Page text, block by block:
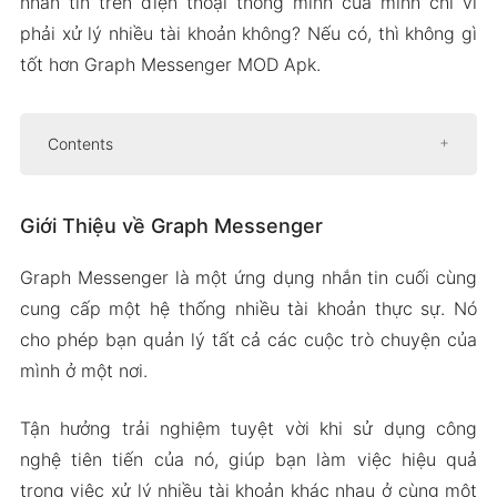
phải xử lý nhiều tài khoản không? Nếu có, thì không gì
tốt hơn Graph Messenger MOD Apk.
Contents
Hệ thống nhiều tài khoản thực
Nhập proxy từ tệp và khay nhớ tạm
Thông báo liên hệ đặc biệt
Phiên Bản APK Mod của Graph Messenger
Tải Xuống Graph Messenger Apk & MOD cho
Android 2024
Giới Thiệu về Graph Messenger
Graph Messenger là một ứng dụng nhắn tin cuối cùng
cung cấp một hệ thống nhiều tài khoản thực sự. Nó
cho phép bạn quản lý tất cả các cuộc trò chuyện của
mình ở một nơi.
Tận hưởng trải nghiệm tuyệt vời khi sử dụng công
nghệ tiên tiến của nó, giúp bạn làm việc hiệu quả
trong việc xử lý nhiều tài khoản khác nhau ở cùng một